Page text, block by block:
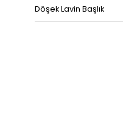
Döşek Lavin Başlık